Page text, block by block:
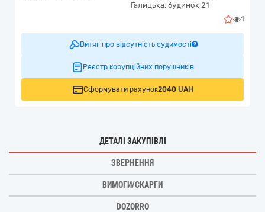
Галицька, будинок 21
1
Витяг про відсутність судимості
Реєстр корупційних порушників
Сформувати рахунок2040 UAH
ДЕТАЛІ ЗАКУПІВЛІ
ЗВЕРНЕННЯ
ВИМОГИ/СКАРГИ
DOZORRO